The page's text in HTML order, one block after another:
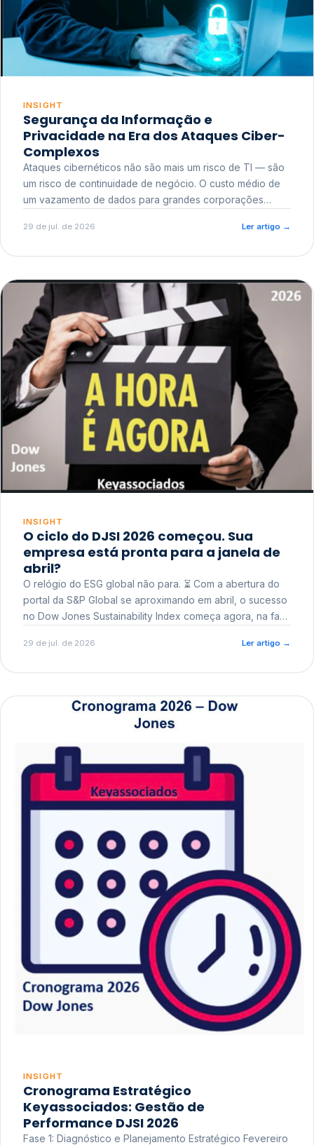
INSIGHT
Segurança da Informação e
Privacidade na Era dos Ataques Ciber-
Complexos
Ataques cibernéticos não são mais um risco de TI — são
um risco de continuidade de negócio. O custo médio de
um vazamento de dados para grandes corporações
reputacional e o risco regulatório junto a órgãos como a
29 de jul. de 2026 Ler artigo →
INSIGHT
O ciclo do DJSI 2026 começou. Sua
empresa está pronta para a janela de
abril?
O relógio do ESG global não para. ⏳ Com a abertura do
portal da S&P Global se aproximando em abril, o sucesso
no Dow Jones Sustainability Index começa agora, na fase
29 de jul. de 2026 Ler artigo →
INSIGHT
Cronograma Estratégico
Keyassociados: Gestão de
Performance DJSI 2026
Fase 1: Diagnóstico e Planejamento Estratégico Fevereiro